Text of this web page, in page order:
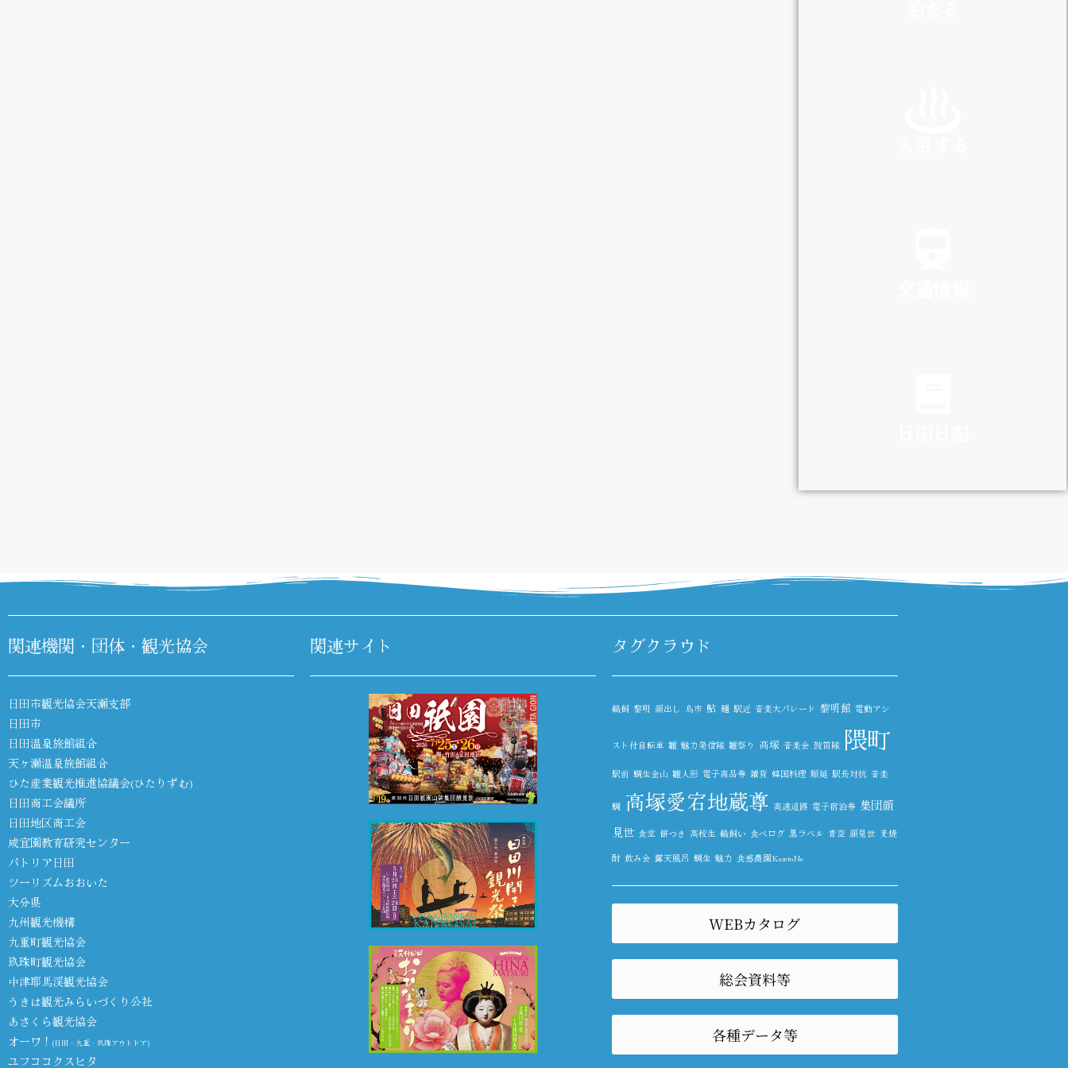
DIARY
関連機関・団体・観光協会
日田市観光協会天瀬支部
日田市
日田温泉旅館組合
天ヶ瀬温泉旅館組合
ひた産業観光推進協議会(ひたりずむ)
日田商工会議所
日田地区商工会
咸宜園教育研究センター
パトリア日田
ツーリズムおおいた
大分県
九州観光機構
九重町観光協会
玖珠町観光協会
中津耶馬渓観光協会
うきは観光みらいづくり公社
あさくら観光協会
オーワ！ (日田・九重・玖珠アウトドア)
ユフココクスヒタ
関連サイト タグクラウド
鵜飼 黎明 顔出し 鳥市 鮎 麺 駅近 音楽大パレード 黎明館 電動アシ
スト付自転車 雛 魅力発信隊 雛祭り 高塚 音楽会 鼓笛隊 隈町
駅前 鯛生金山 雛人形 電子商品券 雑貨 韓国料理 順延 駅長対抗 音楽
鯛 高塚愛宕地蔵尊 高速道路 電子宿泊券 集団顔
見世 食堂 餅つき 高校生 鵜飼い 食べログ 黒ラベル 青空 顔見世 麦焼
酎 飲み会 露天風呂 鯛生 魅力 食感農園KazetoNe
WEBカタログ
総会資料等
各種データ等